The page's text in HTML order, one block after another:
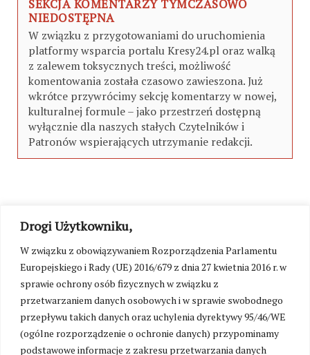
Drogi Użytkowniku,
W związku z obowiązywaniem Rozporządzenia Parlamentu
Europejskiego i Rady (UE) 2016/679 z dnia 27 kwietnia 2016 r. w
sprawie ochrony osób fizycznych w związku z
przetwarzaniem danych osobowych i w sprawie swobodnego
przepływu takich danych oraz uchylenia dyrektywy 95/46/WE
(ogólne rozporządzenie o ochronie danych) przypominamy
podstawowe informacje z zakresu przetwarzania danych
SEKCJA KOMENTARZY TYMCZASOWO
NIEDOSTĘPNA
W związku z przygotowaniami do uruchomienia
platformy wsparcia portalu Kresy24.pl oraz walką
z zalewem toksycznych treści, możliwość
komentowania została czasowo zawieszona. Już
wkrótce przywrócimy sekcję komentarzy w nowej,
kulturalnej formule – jako przestrzeń dostępną
wyłącznie dla naszych stałych Czytelników i
Patronów wspierających utrzymanie redakcji.